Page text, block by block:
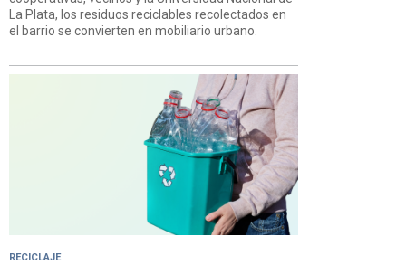
La Plata, los residuos reciclables recolectados en
el barrio se convierten en mobiliario urbano.
RECICLAJE